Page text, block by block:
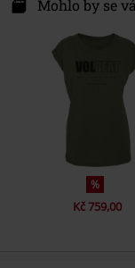
Pohlaví
Délka rukávu
Mohlo by se
%
Kč 759,00